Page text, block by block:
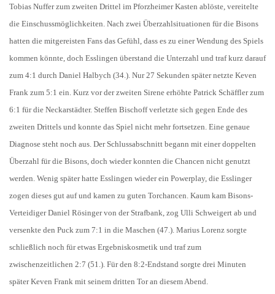
Tobias Nuffer zum zweiten Drittel im Pforzheimer Kasten ablöste, vereitelte
die Einschussmöglichkeiten. Nach zwei Überzahlsituationen für die Bisons
hatten die mitgereisten Fans das Gefühl, dass es zu einer Wendung des Spiels
kommen könnte, doch Esslingen überstand die Unterzahl und traf kurz darauf
zum 4:1 durch Daniel Halbych (34.). Nur 27 Sekunden später netzte Keven
Frank zum 5:1 ein. Kurz vor der zweiten Sirene erhöhte Patrick Schäffler zum
6:1 für die Neckarstädter. Steffen Bischoff verletzte sich gegen Ende des
zweiten Drittels und konnte das Spiel nicht mehr fortsetzen. Eine genaue
Diagnose steht noch aus. Der Schlussabschnitt begann mit einer doppelten
Überzahl für die Bisons, doch wieder konnten die Chancen nicht genutzt
werden. Wenig später hatte Esslingen wieder ein Powerplay, die Esslinger
zogen dieses gut auf und kamen zu guten Torchancen. Kaum kam Bisons-
Verteidiger Daniel Rösinger von der Strafbank, zog Ulli Schweigert ab und
versenkte den Puck zum 7:1 in die Maschen (47.). Marius Lorenz sorgte
schließlich noch für etwas Ergebniskosmetik und traf zum
zwischenzeitlichen 2:7 (51.). Für den 8:2-Endstand sorgte drei Minuten
später Keven Frank mit seinem dritten Tor an diesem Abend.